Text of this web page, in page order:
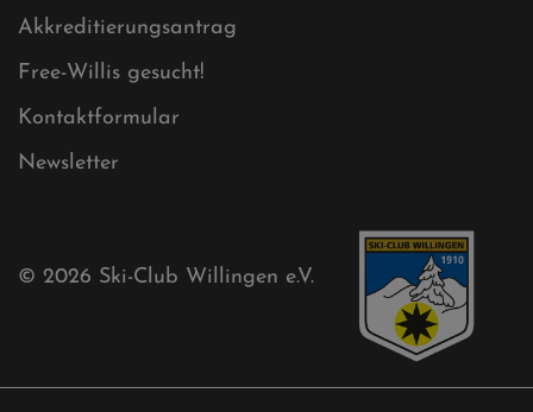
Newsletter
© 2026Ski-Club Willingen e.V.